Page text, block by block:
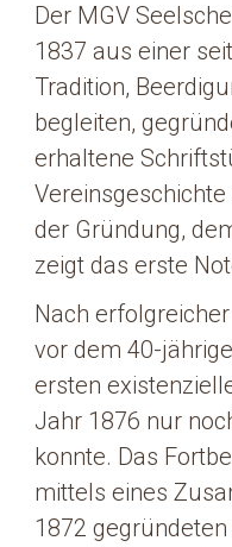
Der MGV
1837 aus einer
Tradition,
begleiten,
erhaltene
der Gründung,
zeigt das erste
Nach
vor dem 40-
ersten
Jahr 1876 nur
konnte. Das
mittels eines
1872